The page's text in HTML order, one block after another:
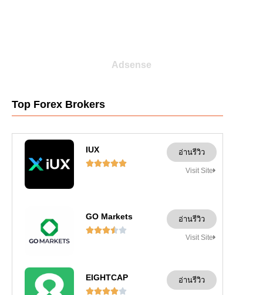
Adsense
Top Forex Brokers
IUX

อ่านรีวิว
Visit Site
GO Markets

อ่านรีวิว
Visit Site
EIGHTCAP

อ่านรีวิว